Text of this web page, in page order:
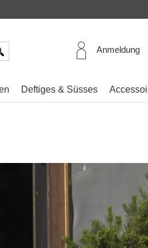
Anmeldung
Deftiges & Süsses